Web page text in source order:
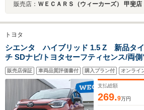
販売店： ＷＥＣＡＲＳ（ウィーカーズ） 甲斐店
トヨタ
シエンタ ハイブリッド 1.5 Z 新品タイ
チ SDナビ/トヨタセーフティセンス/両
ア/シートヒーター 前席/パノラミックビ
線逸脱防止支援システム/ドライブレコ
販売店保証 車両品質評価書付 購入プラン付 オンライ
支払総額
269.9万円